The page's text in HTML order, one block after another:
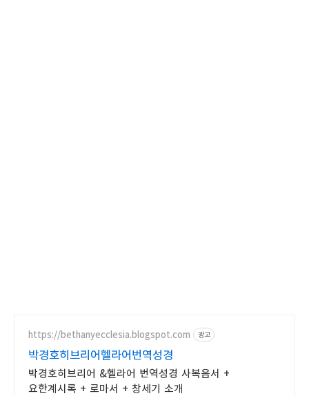
https://bethanyecclesia.blogspot.com 광고
박경호히브리어헬라어번역성경
박경호히브리어 &헬라어 번역성경 사복음서 +
요한계시록 + 로마서 + 창세기 소개